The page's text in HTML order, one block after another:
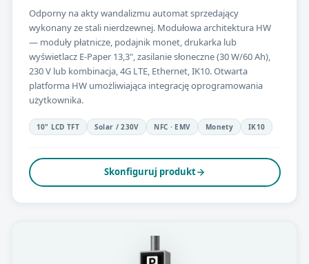
Odporny na akty wandalizmu automat sprzedający
wykonany ze stali nierdzewnej. Modułowa architektura HW
— moduły płatnicze, podajnik monet, drukarka lub
wyświetlacz E-Paper 13,3", zasilanie słoneczne (30 W/60 Ah),
230 V lub kombinacja, 4G LTE, Ethernet, IK10. Otwarta
platforma HW umożliwiająca integrację oprogramowania
użytkownika.
10" LCD TFT Solar / 230V NFC · EMV Monety IK10
Skonfiguruj produkt